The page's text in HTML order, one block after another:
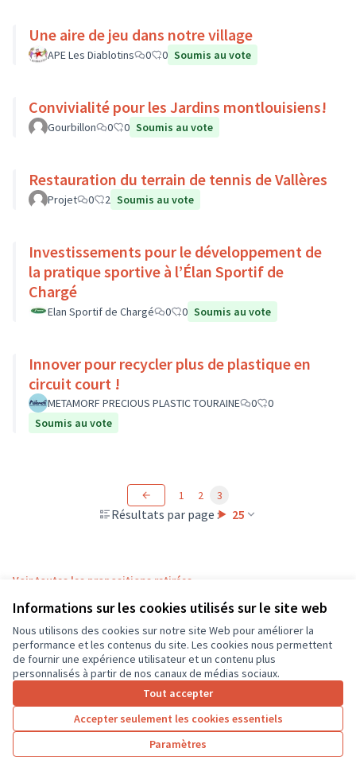
Informations sur les cookies utilisés sur le site web
Nous utilisons des cookies sur notre site Web pour améliorer la
performance et les contenus du site. Les cookies nous permettent
de fournir une expérience utilisateur et un contenu plus
personnalisés à partir de nos canaux de médias sociaux.
Tout accepter
Accepter seulement les cookies essentiels
Paramètres
Une aire de jeu dans notre village
APE Les Diablotins 0 0 Soumis au vote
Convivialité pour les Jardins montlouisiens!
Gourbillon 0 0 Soumis au vote
Restauration du terrain de tennis de Vallères
Projet 0 2 Soumis au vote
Investissements pour le développement de
la pratique sportive à l’Élan Sportif de
Chargé
Elan Sportif de Chargé 0 0 Soumis au vote
Innover pour recycler plus de plastique en
circuit court !
METAMORF PRECIOUS PLASTIC TOURAINE 0
0
Soumis au vote
Résultats par page : 25
1 2 3
Voir toutes les propositions retirées
Conditions d'utilisation
Paramètres des cookies
CD37 sur X
(Lien externe)
CD37 sur Facebook
CD37 sur Instagram
CD37 sur YouTube
(Lien externe)
Site réalisé grâce aulogiciel libre Decidim .
Licence
(Lien